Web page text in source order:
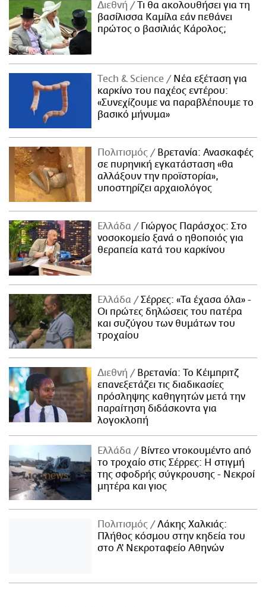
Διεθνή
Τι θα ακολουθήσει για τη
βασίλισσα Καμίλα εάν πεθάνει
πρώτος ο βασιλιάς Κάρολος;
Τech & Science
Νέα εξέταση για
καρκίνο του παχέος εντέρου:
«Συνεχίζουμε να παραβλέπουμε το
βασικό μήνυμα»
Πολιτισμός
Βρετανία: Ανασκαφές
σε πυρηνική εγκατάσταση «θα
αλλάξουν την προϊστορία»,
υποστηρίζει αρχαιολόγος
Ελλάδα
Γιώργος Παράσχος: Στο
νοσοκομείο ξανά ο ηθοποιός για
θεραπεία κατά του καρκίνου
Ελλάδα
Σέρρες: «Τα έχασα όλα» -
Οι πρώτες δηλώσεις του πατέρα
και συζύγου των θυμάτων του
τροχαίου
Διεθνή
Βρετανία: Το Κέιμπριτζ
επανεξετάζει τις διαδικασίες
πρόσληψης καθηγητών μετά την
παραίτηση διδάσκοντα για
λογοκλοπή
Ελλάδα
Βίντεο ντοκουμέντο από
το τροχαίο στις Σέρρες: Η στιγμή
της σφοδρής σύγκρουσης - Νεκροί
μητέρα και γιος
Πολιτισμός
Λάκης Χαλκιάς:
Πλήθος κόσμου στην κηδεία του
στο Α' Νεκροταφείο Αθηνών